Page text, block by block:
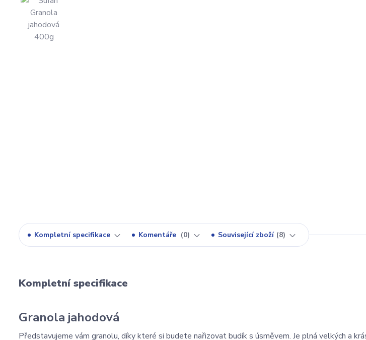
Kompletní specifikace Komentáře 0 Související zboží 8
Kompletní specifikace
Granola jahodová
Představujeme vám granolu, díky které si budete nařizovat budík s úsměvem. Je plná velkých a